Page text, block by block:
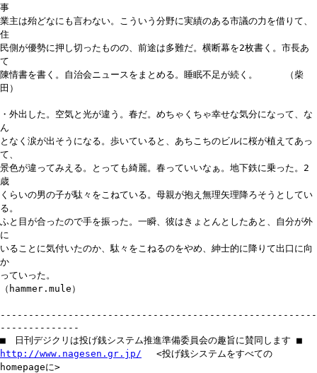
事
業主は殆どなにも言わない。こういう分野に実績のある市議の力を借りて、
住
民側が優勢に押し切ったものの、前途は多難だ。横断幕を2枚書く。市長あ
て
陳情書を書く。自治会ニュースをまとめる。睡眠不足が続く。 （柴
田）
・外出した。空気と光が違う。春だ。めちゃくちゃ幸せな気分になって、な
ん
となく涙が出そうになる。歩いていると、あちこちのビルに桜が植えてあっ
て、
景色が違ってみえる。とっても綺麗。春っていいなぁ。地下鉄に乗った。2
歳
くらいの男の子が駄々をこねている。母親が抱え無理矢理降ろそうとしてい
る。
ふと目が合ったので手を振った。一瞬、彼はきょとんとしたあと、自分が外
に
いることに気付いたのか、駄々をこねるのをやめ、紳士的に降りて出口に向
か
っていった。
（hammer.mule）
--------------------------------------------------------
--------------
■ 日刊デジクリは投げ銭システム推進準備委員会の趣旨に賛同します ■
http://www.nagesen.gr.jp/ <投げ銭システムをすべての
homepageに>